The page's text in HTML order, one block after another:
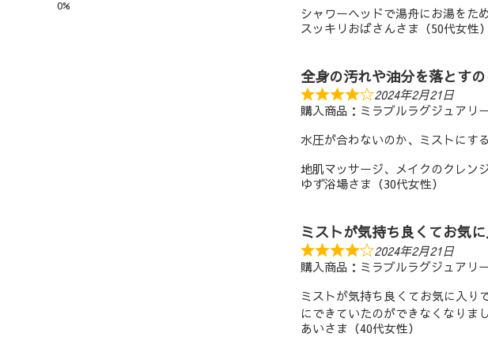
シャワーヘッドで湯舟にお湯をた
スッキリおばさんさま（50代女性）
全身の汚れや油分を落とす
2024年2月21日
購入商品：ミラブルラグジュアリ
水圧が合わないのか、ミストにす
地肌マッサージ、メイクのクレン
ゆず浴場さま（30代女性）
ミストが気持ち良くてお気
2024年2月21日
購入商品：ミラブルラグジュアリ
ミストが気持ち良くてお気に入
にできていたのができなくなりま
あいさま（40代女性）